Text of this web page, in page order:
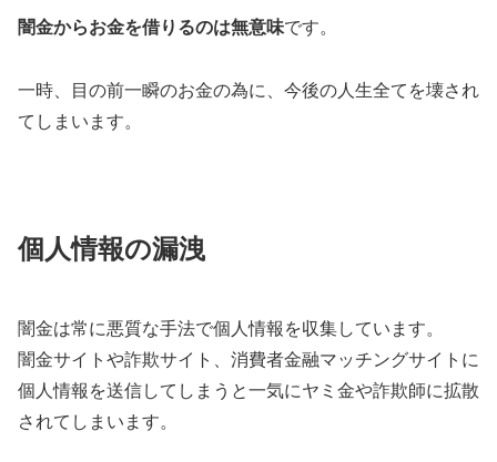
闇金からお金を借りるのは無意味です。
一時、目の前一瞬のお金の為に、今後の人生全てを壊され
てしまいます。
個人情報の漏洩
闇金は常に悪質な手法で個人情報を収集しています。
闇金サイトや詐欺サイト、消費者金融マッチングサイトに
個人情報を送信してしまうと一気にヤミ金や詐欺師に拡散
されてしまいます。